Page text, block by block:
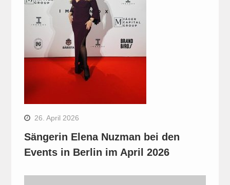
26. April 2026
Sängerin Elena Nuzman bei den
Events in Berlin im April 2026